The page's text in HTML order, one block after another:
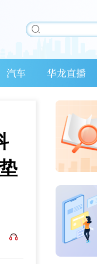
汽车 华龙直播